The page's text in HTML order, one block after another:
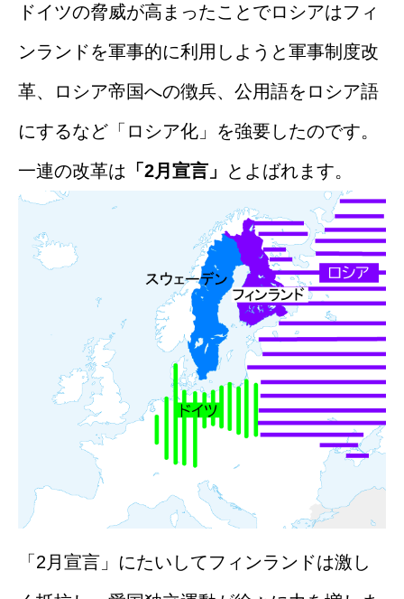
ドイツの脅威が高まったことでロシアはフィ
ンランドを軍事的に利用しようと軍事制度改
革、ロシア帝国への徴兵、公用語をロシア語
にするなど「ロシア化」を強要したのです。
一連の改革は 「2月宣言」 とよばれます。
「2月宣言」にたいしてフィンランドは激し